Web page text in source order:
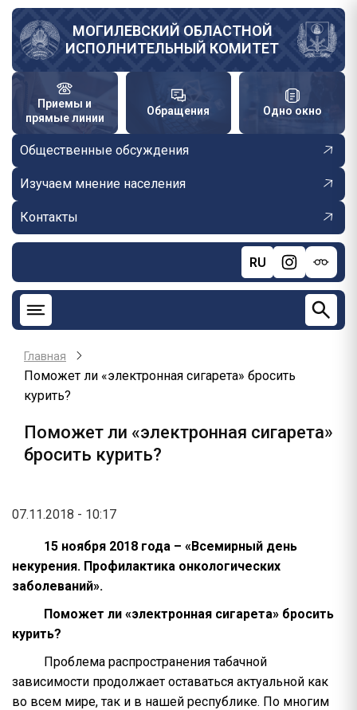
Перейти
основному
содержанию
МОГИЛЕВСКИЙ ОБЛАСТНОЙ
ИСПОЛНИТЕЛЬНЫЙ КОМИТЕТ
Приемы и
прямые линии
Обращения Одно окно
Общественные обсуждения
Изучаем мнение населения
Контакты
RU
Главная
Поможет ли «электронная сигарета» бросить
курить?
Поможет ли «электронная сигарета»
бросить курить?
07.11.2018 - 10:17
15 ноября 2018 года – «Всемирный день
некурения. Профилактика онкологических
заболеваний».
Поможет ли «электронная сигарета» бросить
курить?
Проблема распространения табачной
зависимости продолжает оставаться актуальной как
во всем мире, так и в нашей республике. По многим